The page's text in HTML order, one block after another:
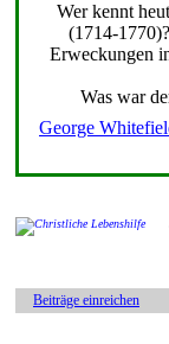
Wer kennt
(1714-
Erweckungen
Was war
George
Beiträge einreichen